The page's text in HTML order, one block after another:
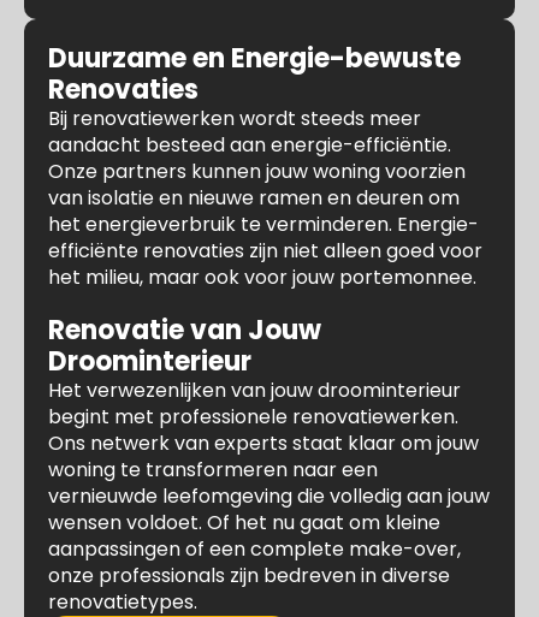
Duurzame en Energie-bewuste
Renovaties
Bij renovatiewerken wordt steeds meer
aandacht besteed aan energie-efficiëntie.
Onze partners kunnen jouw woning voorzien
van isolatie en nieuwe ramen en deuren om
het energieverbruik te verminderen. Energie-
efficiënte renovaties zijn niet alleen goed voor
het milieu, maar ook voor jouw portemonnee.
Renovatie van Jouw
Droominterieur
Het verwezenlijken van jouw droominterieur
begint met professionele renovatiewerken.
Ons netwerk van experts staat klaar om jouw
woning te transformeren naar een
vernieuwde leefomgeving die volledig aan jouw
wensen voldoet. Of het nu gaat om kleine
aanpassingen of een complete make-over,
onze professionals zijn bedreven in diverse
renovatietypes.